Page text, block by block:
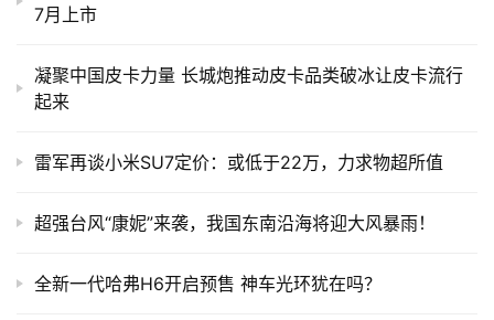
7月上市
凝聚中国皮卡力量 长城炮推动皮卡品类破冰让皮卡流行
起来
雷军再谈小米SU7定价：或低于22万，力求物超所值
超强台风“康妮”来袭，我国东南沿海将迎大风暴雨！
全新一代哈弗H6开启预售 神车光环犹在吗？